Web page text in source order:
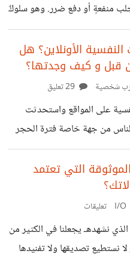
منفعةٍ أو دفع ضرر. وهو سلوكٌ
الأطفال، لأنّه في الحقيقة
حتّى، فالطّفل كالعجينة
به.
https://
10/10-tips-to-get-
when-your-child-
الأونلاين؟ هل
قبل و كيف وجدتها؟
شخصية
في أيامنا كثرة الإستشارات النفسية على المواقع واستحدثت
من جهة خاصة فترة الحجر
المكتبية إلى أعمال اون
طالب الإستشارة. ففي
أخصائي نفسي هو شخص
يعانون من مشاكل نفسية
مثل هذه الإستشارات
على مثل هذا النوع من
التي تعتمد
الذي نشهدهـ يجعلنا في الكثير من
نستطيع تصديقها ولا تفنيدها